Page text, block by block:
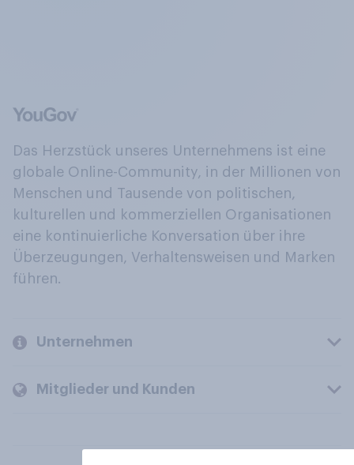
Das Herzstück unseres Unternehmens ist eine
globale Online-Community, in der Millionen von
Menschen und Tausende von politischen,
kulturellen und kommerziellen Organisationen
eine kontinuierliche Konversation über ihre
Überzeugungen, Verhaltensweisen und Marken
führen.
Unternehmen
Mitglieder und Kunden